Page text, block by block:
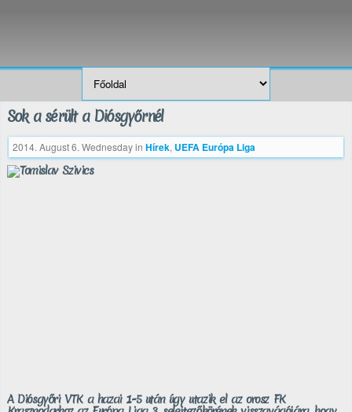
Sok a sérült a Diósgyőrnél
2014. August 6. Wednesdayin Hírek, UEFA Európa Liga
A Diósgyőri VTK a hazai 1-5 után úgy utazik el az orosz FK